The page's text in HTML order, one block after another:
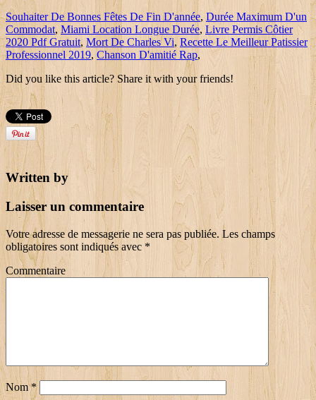
Souhaiter De Bonnes Fêtes De Fin D'année, Durée Maximum D'un
Commodat, Miami Location Longue Durée, Livre Permis Côtier
2020 Pdf Gratuit, Mort De Charles Vi, Recette Le Meilleur Patissier
Professionnel 2019, Chanson D'amitié Rap,
Did you like this article? Share it with your friends!
Written by
Laisser un commentaire
Votre adresse de messagerie ne sera pas publiée. Les champs
obligatoires sont indiqués avec *
Commentaire
Nom*